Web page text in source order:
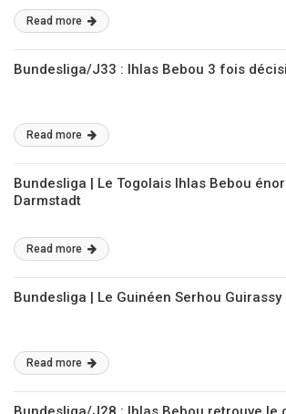
Read more
Bundesliga/J33 : Ihlas Bebou 3 fois
Read more
Bundesliga | Le Togolais Ihlas Bebou
Darmstadt
Read more
Bundesliga | Le Guinéen Serhou
Read more